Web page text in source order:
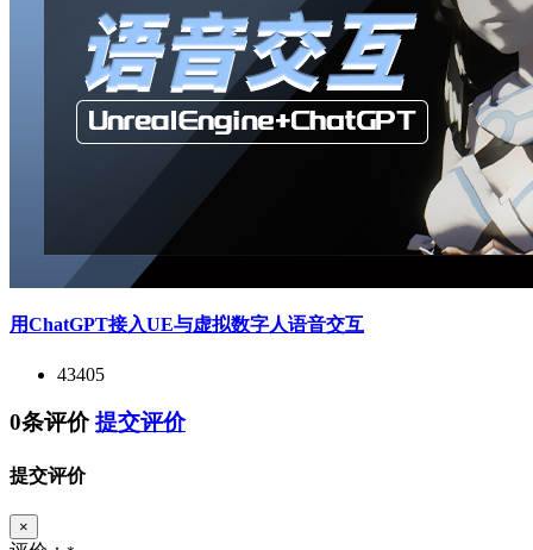
用ChatGPT接入UE与虚拟数字人语音交互
43405
0条评价 提交评价
提交评价
×